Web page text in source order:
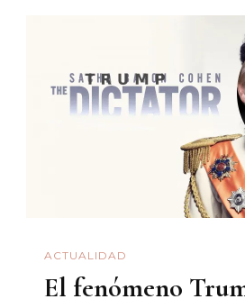
ACTUALIDAD
El fenómeno